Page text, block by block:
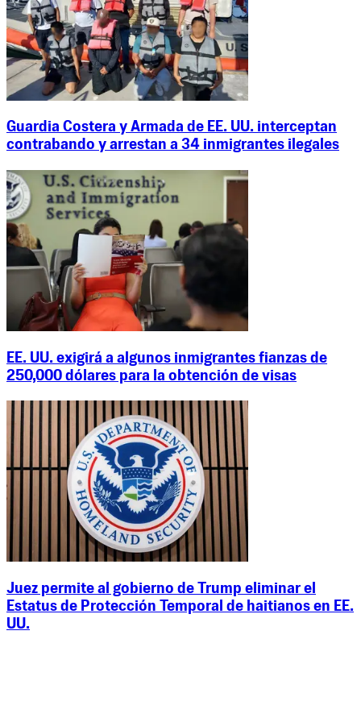
Guardia Costera y Armada de EE. UU. interceptan
contrabando y arrestan a 34 inmigrantes ilegales
EE. UU. exigirá a algunos inmigrantes fianzas de
250,000 dólares para la obtención de visas
Juez permite al gobierno de Trump eliminar el
Estatus de Protección Temporal de haitianos en EE.
UU.